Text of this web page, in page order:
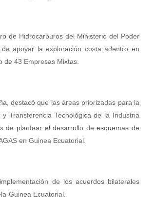
de Hidrocarburos del Ministerio del Poder
apoyar la exploración costa adentro en
de 43 Empresas Mixtas.
destacó que las áreas priorizadas para la
Transferencia Tecnológica de la Industria
de plantear el desarrollo de esquemas de
en Guinea Ecuatorial.
de los acuerdos bilaterales
Guinea Ecuatorial.